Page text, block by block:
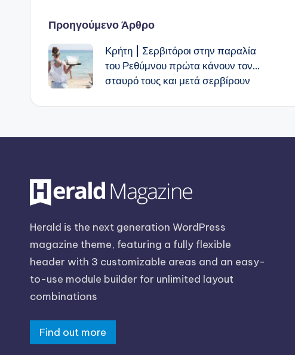
Πλοήγηση
δημοσιεύσεων
Προηγούμενο Άρθρο
Κρήτη | Σερβιτόροι στην παραλία
του Ρεθύμνου πρώτα κάνουν τον…
σταυρό τους και μετά σερβίρουν
Herald is the next generation WordPress
magazine theme, featuring a fully flexible
header with 3 customizable areas and an easy-
to-use module builder for unlimited layout
combinations
Find out more